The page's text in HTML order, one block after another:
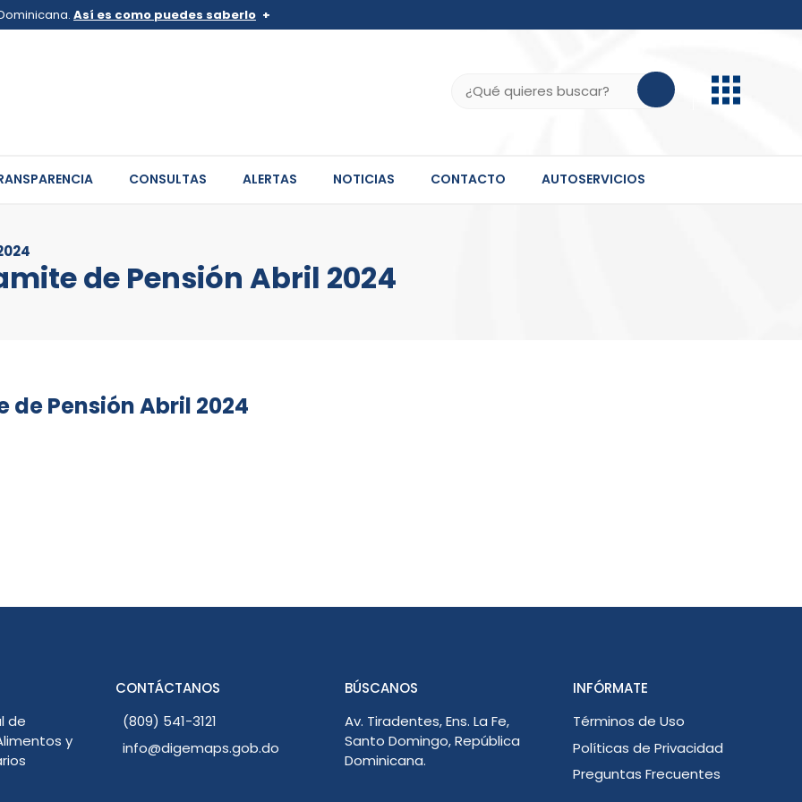
Así es como puedes saberlo
de .gob.do o .gov.do. Comparte información confidencial solo en este tipo de
CONSULTAS ALERTAS NOTICIAS CONTACTO AUTOSERVICIOS
de Pensión Abril 2024
Pensión Abril 2024
de
y
CONTÁCTANOS
(809) 541-3121
info@digemaps.gob.do
BÚSCANOS
Av. Tiradentes, Ens. La Fe,
Santo Domingo, República
Dominicana.
INFÓRMATE
Términos de Uso
Políticas de Privacidad
Preguntas Frecuentes